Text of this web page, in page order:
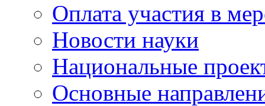
Оплата участия в
Новости науки
Национальные
Основные